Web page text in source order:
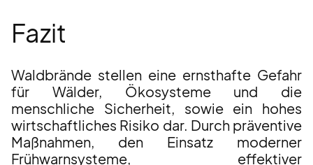
Fazit
Waldbrände stellen eine ernsthafte Gefahr
für Wälder, Ökosysteme und die
menschliche Sicherheit, sowie ein hohes
wirtschaftliches Risiko dar. Durch präventive
Maßnahmen, den Einsatz moderner
Frühwarnsysteme, effektiver